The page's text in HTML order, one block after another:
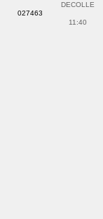
027463
DECOLLE
11:40